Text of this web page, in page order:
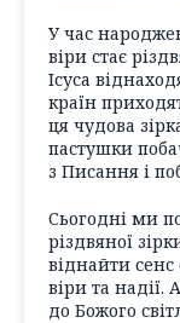
У час
віри стає
Ісуса
країн
ця чудова
пастушки
з Писання і
Сьогодні ми
різдвяної
віднайти сенс
віри та
до Божого